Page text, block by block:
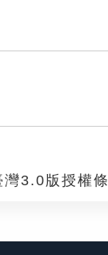
3.0版授權